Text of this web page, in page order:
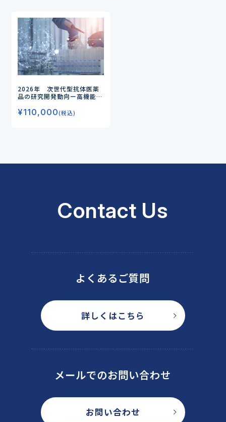
2026年 次世代型抗体医薬
品の研究開発動向ー高機能
sAb/BsAbの技術展開と市場
戦略を分析ー
¥110,000(税込)
Contact Us
よくあるご質問
詳しくはこちら
メールでのお問い合わせ
お問い合わせ